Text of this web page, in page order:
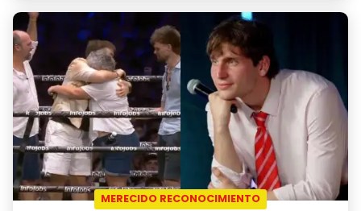
MERECIDO RECONOCIMIENTO